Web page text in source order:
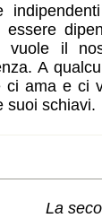
vuole il
A
ci ama e ci
suoi schiavi.
La